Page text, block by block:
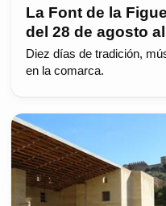
La Font de la
del 28 de agosto
Diez días de tradición,
en la comarca.